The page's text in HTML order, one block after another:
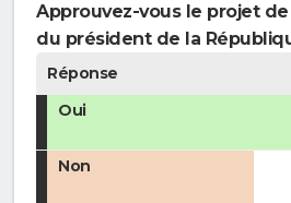
Approuvez-vous le projet
du président de la
Réponse
Oui
Non